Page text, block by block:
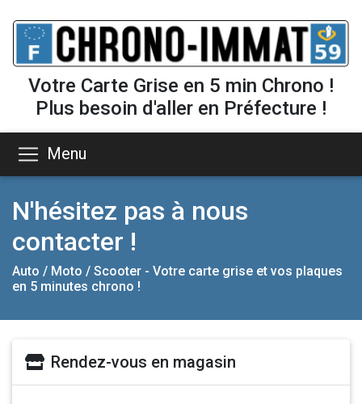
Votre Carte Grise en 5 min Chrono !
Plus besoin d'aller en Préfecture !
Menu
N'hésitez pas à nous
contacter !
Auto / Moto / Scooter - Votre carte grise et vos plaques
en 5 minutes chrono !
Rendez-vous en magasin